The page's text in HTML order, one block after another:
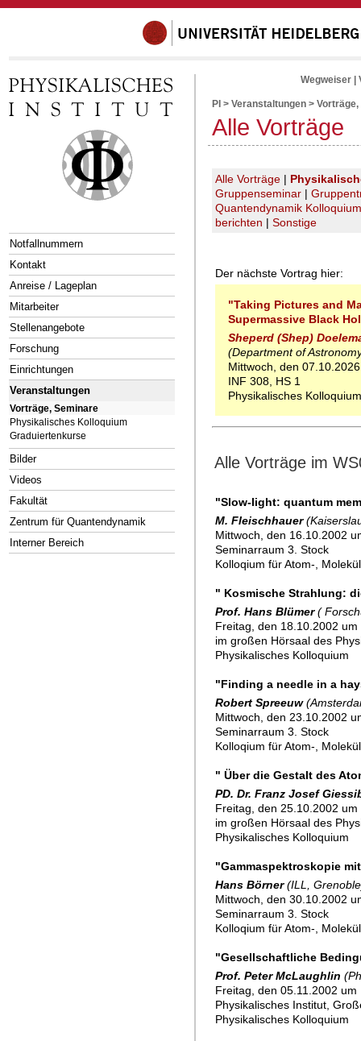
Notfallnummern
Kontakt
Anreise / Lageplan
Mitarbeiter
Stellenangebote
Forschung
Einrichtungen
Veranstaltungen
Vorträge, Seminare
Physikalisches Kolloquium
Graduiertenkurse
Bilder
Videos
Fakultät
Zentrum für Quantendynamik
Interner Bereich
Wegweiser
PI > Veranstaltungen > Vorträge,
Alle Vorträge
Alle Vorträge |
Gruppenseminar |
Quantendynamik Kolloquium
berichten | Sonstige
Der nächste Vortrag hier:
"Taking Pictures and
Supermassive Black
Sheperd (Shep)
(Department of
Mittwoch, den
INF 308, HS 1
Physikalisches Kolloquium
Alle Vorträge im
"Slow-light: quantum
M. Fleischhauer
Mittwoch, den 16.10.2002
Seminarraum 3. Stock
Kolloqium für Atom-,
" Kosmische Strahlung:
Prof. Hans Blümer (
Freitag, den 18.10.2002
im großen Hörsaal des
Physikalisches Kolloquium
"Finding a needle in a
Robert Spreeuw
Mittwoch, den 23.10.2002
Seminarraum 3. Stock
Kolloqium für Atom-,
" Über die Gestalt des
PD. Dr. Franz Josef
Freitag, den 25.10.2002
im großen Hörsaal des
Physikalisches Kolloquium
"Gammaspektroskopie
Hans Börner (ILL,
Mittwoch, den 30.10.2002
Seminarraum 3. Stock
Kolloqium für Atom-,
"Gesellschaftliche
Prof. Peter McLaughlin
Freitag, den 05.11.2002 um
Physikalisches Institut,
Physikalisches Kolloquium